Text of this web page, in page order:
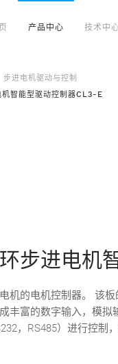
产品中心 技术中
步进电机驱动与控制
机智能型驱动控制器CL3-E
步进电机
机的电机控制器。 该
丰富的数字输入，模拟
，RS485）进行控制